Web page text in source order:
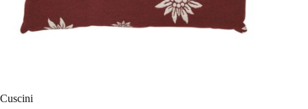
Cuscini